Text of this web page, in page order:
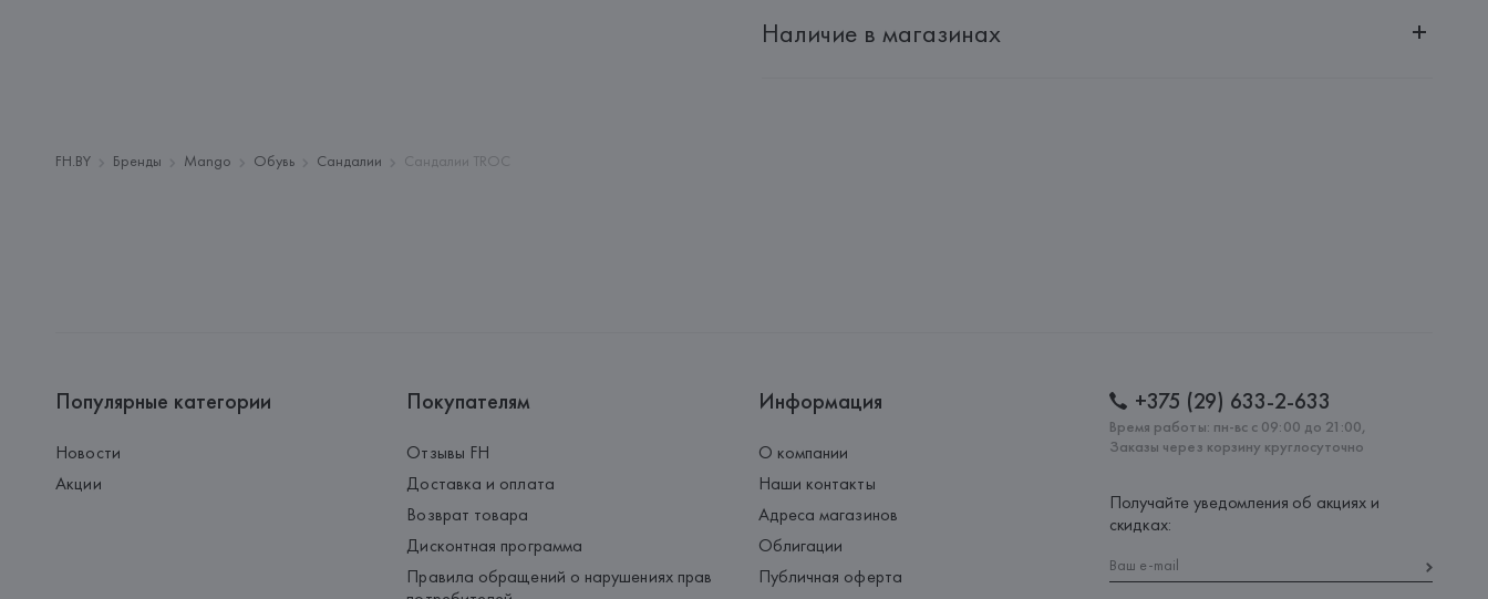
Адрес: Республика Беларусь, 220030, г. Минск, ул. Немига, 5, пом. 39, ком. 1
Наличие в магазинах
FH.BY Бренды Mango Обувь Сандалии Сандалии TROC
Популярные категории
Новости
Акции
Покупателям
Отзывы FH
Доставка и оплата
Возврат товара
Дисконтная программа
Правила обращений о нарушениях прав
Информация
О компании
Наши контакты
Адреса магазинов
Облигации
Публичная оферта
+375 (29) 633-2-633
Время работы: пн-вс с 09:00 до 21:00,
Заказы через корзину круглосуточно
Получайте уведомления об акциях и
скидках: